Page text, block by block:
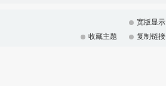
宽版显示
收藏主题
复制链接